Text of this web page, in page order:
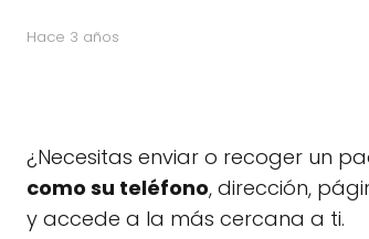
hace 3 años
¿Necesitas enviar o recoger un
como su teléfono, dirección,
y accede a la más cercana a ti.